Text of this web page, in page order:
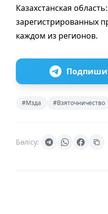
Казахстанская
зарегистрированных
каждом из регионов.
#Мзда #Взяточничество
Бөлісу: